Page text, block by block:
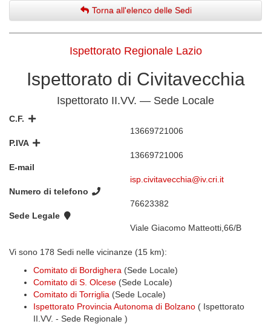
Torna all'elenco delle Sedi
Ispettorato Regionale Lazio
Ispettorato di Civitavecchia
Ispettorato II.VV. — Sede Locale
C.F.
13669721006
P.IVA
13669721006
E-mail
isp.civitavecchia@iv.cri.it
Numero di telefono
76623382
Sede Legale
Viale Giacomo Matteotti,66/B
Vi sono 178 Sedi nelle vicinanze (15 km):
Comitato di Bordighera (Sede Locale)
Comitato di S. Olcese (Sede Locale)
Comitato di Torriglia (Sede Locale)
Ispettorato Provincia Autonoma di Bolzano ( Ispettorato
II.VV. - Sede Regionale )